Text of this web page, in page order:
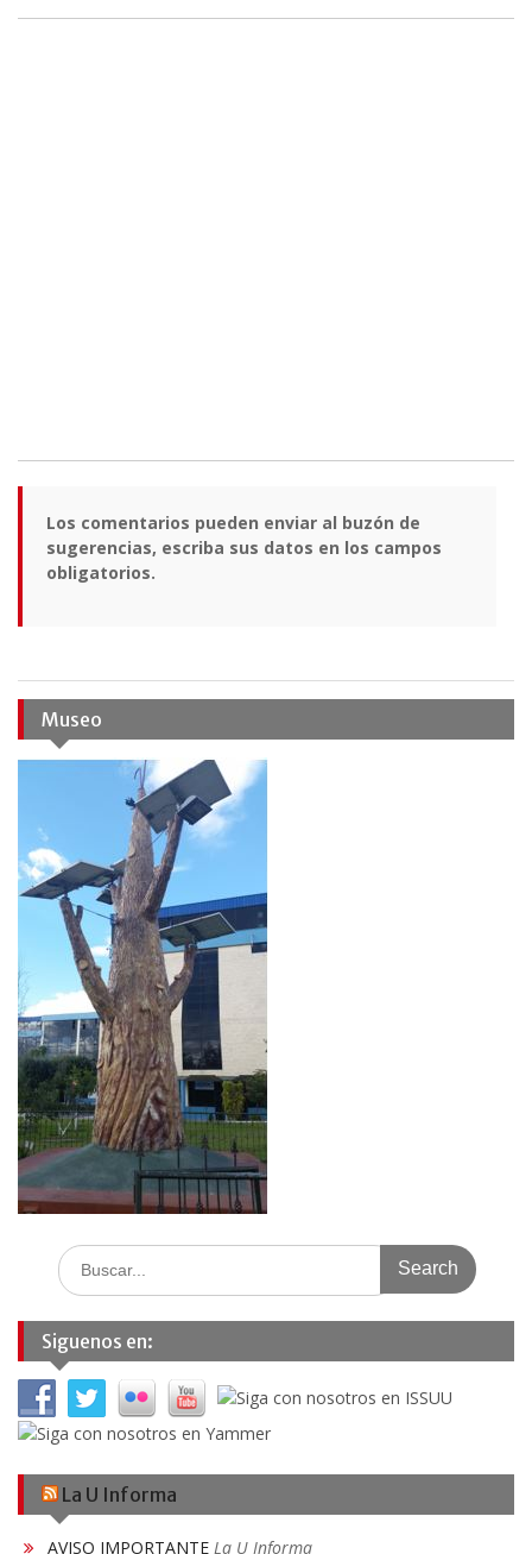
Los comentarios pueden enviar al buzón de
sugerencias, escriba sus datos en los campos
obligatorios.
Museo
Search
for:
Siguenos en:
La U Informa
AVISO IMPORTANTE La U Informa